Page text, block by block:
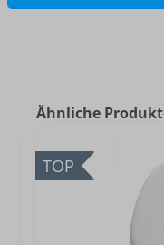
Ähnliche
TOP